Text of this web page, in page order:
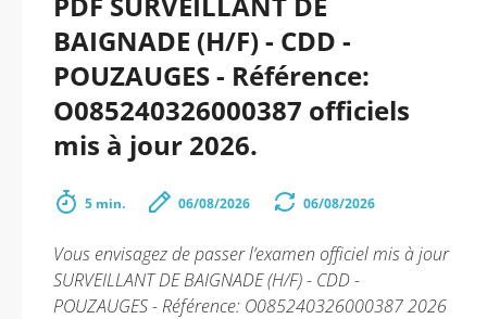
BAIGNADE (H/F) - CDD -
POUZAUGES - Référence:
O085240326000387 officiels
mis à jour 2026.
5 min. 06/08/2026 06/08/2026
Vous envisagez de passer l’examen officiel mis à jour
SURVEILLANT DE BAIGNADE (H/F) - CDD -
POUZAUGES - Référence: O085240326000387 2026